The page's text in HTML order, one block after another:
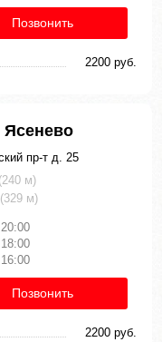
Позвонить
2200 руб.
Ясенево
пр-т д. 25
(240 м)
(329 м)
Позвонить
2200 руб.